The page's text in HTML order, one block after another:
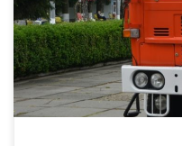
рятувальникам району,
України у Чернівецькій
з Републікою Польщею
метою обміну […]